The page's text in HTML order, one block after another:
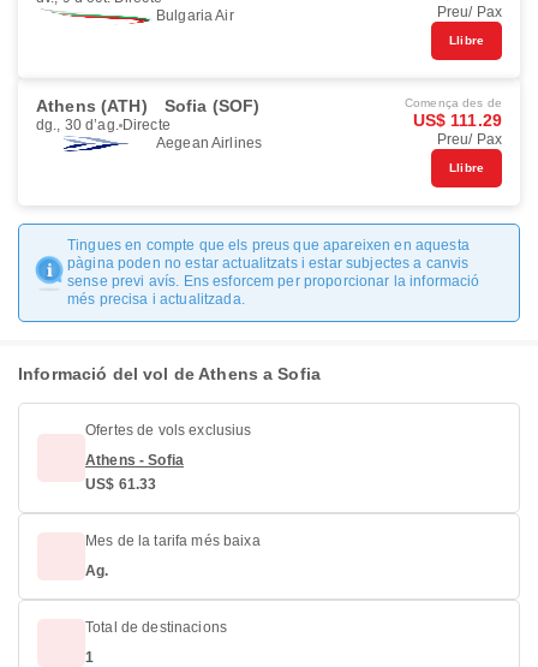
Bulgaria Air
Preu/ Pax
Llibre
Athens (ATH) Sofia (SOF)
dg., 30 d’ag. Directe
Aegean Airlines
Comença des de
US$ 111.29
Preu/ Pax
Llibre
Tingues en compte que els preus que apareixen en aquesta
pàgina poden no estar actualitzats i estar subjectes a canvis
sense previ avís. Ens esforcem per proporcionar la informació
més precisa i actualitzada.
Informació del vol de Athens a Sofia
Ofertes de vols exclusius
Athens - Sofia
US$ 61.33
Mes de la tarifa més baixa
Ag.
Total de destinacions
1